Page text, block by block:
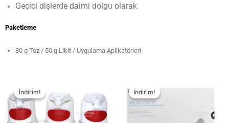
Geçici dişlerde daimi dolgu olarak
Paketleme
80 g Toz / 50 g Likit / Uygulama Aplikatörleri
İndirim!
İndirim! İndirim!
İndirim!